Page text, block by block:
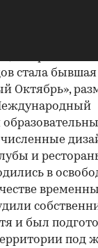
стала
Октябрь»,
и
в
и был
под